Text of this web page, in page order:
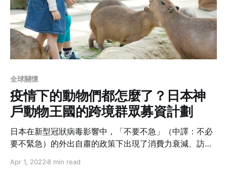
全球關懷
疫情下的動物們都怎麼了？日本神
戶動物王國的跨境群眾募資計劃
日本在新型冠狀病毒影響中，「不要不急」（中譯：不必
要不緊急）的外出自肅的政策下出現了消費力衰減、訪日
種產業的經營者面臨經營困難。七月底在日本政府雖然在
Apr 1, 2022 8 min read